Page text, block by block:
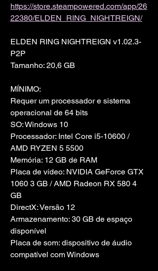
https://store.steampowered.com/app/26
22380/ELDEN_RING_NIGHTREIGN/
ELDEN RING NIGHTREIGN v1.02.3-
P2P
Tamanho: 20,6 GB
MÍNIMO:
Requer um processador e sistema
operacional de 64 bits
SO: Windows 10
Processador: Intel Core i5-10600 /
AMD RYZEN 5 5500
Memória: 12 GB de RAM
Placa de vídeo: NVIDIA GeForce GTX
1060 3 GB / AMD Radeon RX 580 4
GB
DirectX: Versão 12
Armazenamento: 30 GB de espaço
disponível
Placa de som: dispositivo de áudio
compatível com Windows